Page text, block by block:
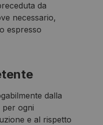
da
necessario,
espresso
dalla
per ogni
e al rispetto